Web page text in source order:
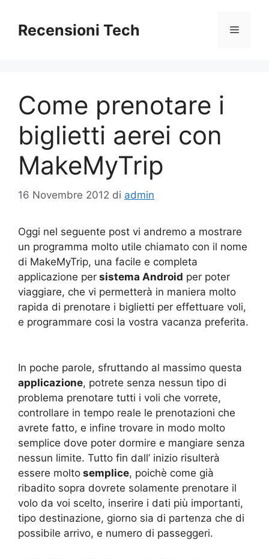
contenuto
Recensioni Tech Menu
Come prenotare i
biglietti aerei con
MakeMyTrip
16 Novembre 2012 di admin
Oggi nel seguente post vi andremo a mostrare
un programma molto utile chiamato con il nome
di MakeMyTrip, una facile e completa
applicazione per sistema Android per poter
viaggiare, che vi permetterà in maniera molto
rapida di prenotare i biglietti per effettuare voli,
e programmare cosi la vostra vacanza preferita.
In poche parole, sfruttando al massimo questa
applicazione, potrete senza nessun tipo di
problema prenotare tutti i voli che vorrete,
controllare in tempo reale le prenotazioni che
avrete fatto, e infine trovare in modo molto
semplice dove poter dormire e mangiare senza
nessun limite. Tutto fin dall’ inizio risulterà
essere molto semplice, poichè come già
ribadito sopra dovrete solamente prenotare il
volo da voi scelto, inserire i dati più importanti,
tipo destinazione, giorno sia di partenza che di
possibile arrivo, e numero di passeggeri.